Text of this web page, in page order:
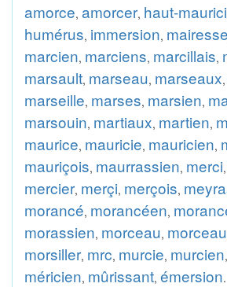
amorce, amorcer, haut-
humérus, immersion, mairesse
marcien, marciens, marcillais,
marsault, marseau, marseaux,
marseille, marses, marsien,
marsouin, martiaux, martien,
maurice, mauricie, mauricien,
mauriçois, maurrassien, merci,
mercier, merçi, merçois,
morancé, morancéen,
morassien, morceau,
morsiller, mrc, murcie, murcien,
méricien, mûrissant, émersion.